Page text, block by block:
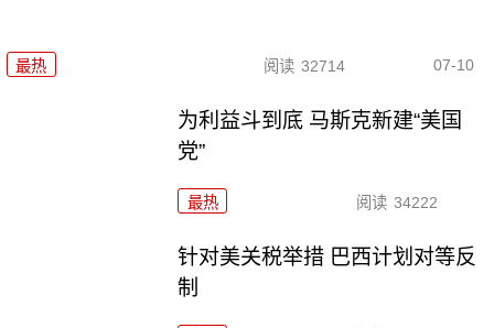
最热 阅读 32714 07-10
为利益斗到底 马斯克新建“美国
党”
最热 阅读 34222
针对美关税举措 巴西计划对等反
制